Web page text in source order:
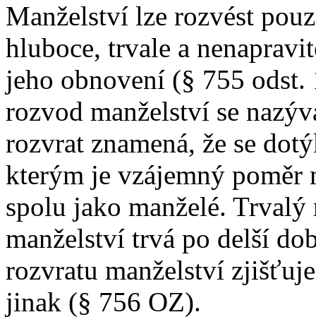
Manželství lze rozvést
hluboce, trvale a
jeho obnovení (§ 755
rozvod manželství se
rozvrat znamená, že se
kterým je vzájemný
spolu jako manželé. Trvalý
manželství trvá po delší
rozvratu manželství
jinak (§ 756 OZ).